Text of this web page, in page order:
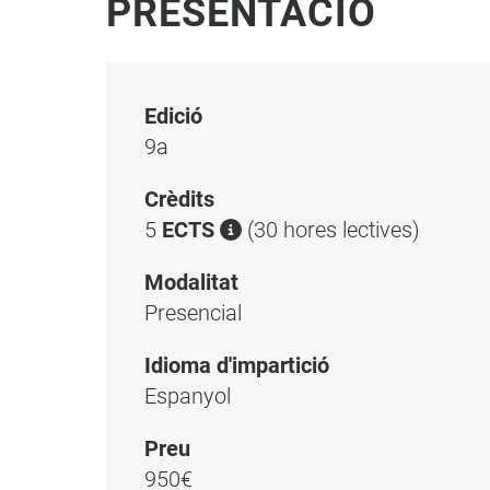
PRESENTACIÓ
Edició
9a
Crèdits
5 ECTS
(30 hores lectives)
Modalitat
Presencial
Idioma d'impartició
Espanyol
Preu
950€